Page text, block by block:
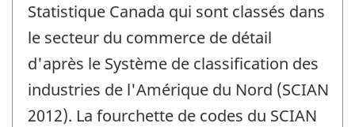
Statistique Canada qui sont classés dans
le secteur du commerce de détail
d'après le Système de classification des
industries de l'Amérique du Nord (SCIAN
2012). La fourchette de codes du SCIAN